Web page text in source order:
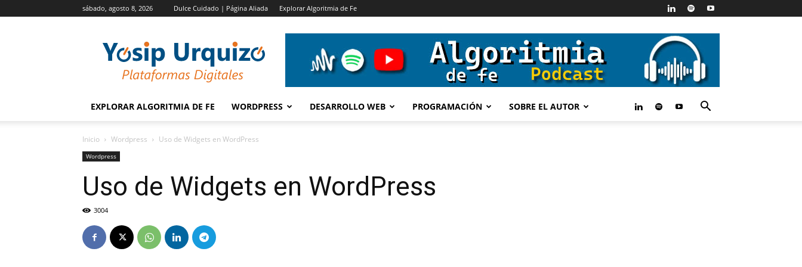
sábado, agosto 8, 2026 Dulce Cuidado | Página Aliada Explorar Algoritmia de Fe
Urquizo
EXPLORAR ALGORITMIA DE FE WORDPRESS DESARROLLO WEB PROGRAMACIÓN SOBRE EL AUTOR
Inicio Wordpress Uso de Widgets en WordPress
Wordpress
Uso de Widgets en WordPress
3004